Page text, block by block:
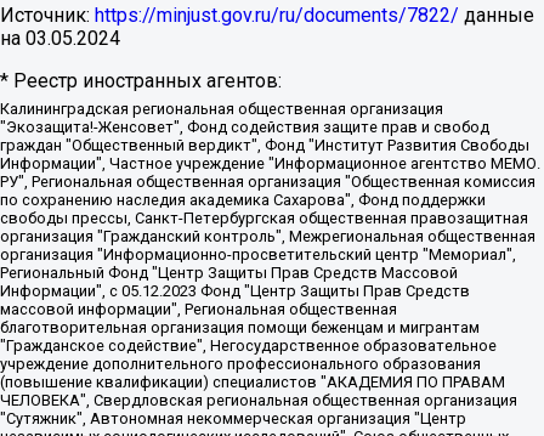
Источник: https://minjust.gov.ru/ru/documents/7822/ данные
на 03.05.2024
* Реестр иностранных агентов:
Калининградская региональная общественная организация "Экозащита!-Женсовет", Фонд содействия защите прав и свобод граждан "Общественный вердикт", Фонд "Институт Развития Свободы Информации", Частное учреждение "Информационное агентство МЕМО. РУ", Региональная общественная организация "Общественная комиссия по сохранению наследия академика Сахарова", Фонд поддержки свободы прессы, Санкт-Петербургская общественная правозащитная организация "Гражданский контроль", Межрегиональная общественная организация "Информационно-просветительский центр "Мемориал", Региональный Фонд "Центр Защиты Прав Средств Массовой Информации", с 05.12.2023 Фонд "Центр Защиты Прав Средств массовой информации", Региональная общественная благотворительная организация помощи беженцам и мигрантам "Гражданское содействие", Негосударственное образовательное учреждение дополнительного профессионального образования (повышение квалификации) специалистов "АКАДЕМИЯ ПО ПРАВАМ ЧЕЛОВЕКА", Свердловская региональная общественная организация "Сутяжник", Автономная некоммерческая организация "Центр независимых социологических исследований", Союз общественных объединений "Российский исследовательский центр по правам человека", Региональное общественное учреждение научно-информационный центр "МЕМОРИАЛ", Некоммерческая организация "Фонд защиты гласности", Автономная некоммерческая организация "Институт прав человека", Городская общественная организация "Екатеринбургское общество "МЕМОРИАЛ", Городская общественная организация "Рязанское историко-просветительское и правозащитное общество "Мемориал" (Рязанский Мемориал), Челябинский региональный орган общественной самодеятельности – женское общественное объединение "Женщины Евразии", Челябинский региональный орган общественной самодеятельности "Уральская правозащитная группа", Фонд содействия защите здоровья и социальной справедливости имени Андрея Рылькова, Автономная Некоммерческая Организация "Аналитический Центр Юрия Левады", Автономная некоммерческая организация социальной поддержки населения "Проект Апрель", Региональная общественная организация помощи женщинам и детям, находящимся в кризисной ситуации "Информационно-методический центр "Анна", Фонд содействия развитию массовых коммуникаций и правовому просвещению "Так-так-Так", Фонд содействия устойчивому развитию "Серебряная тайга", Свердловский региональный общественный фонд социальных проектов "Новое время", "Idel.Реалии", Кавказ.Реалии, Крым.Реалии, Телеканал Настоящее Время, Татаро-башкирская служба Радио Свобода (Azatliq Radiosi), Радио Свободная Европа/Радио Свобода (PCE/PC), "Сибирь.Реалии", "Фактограф", Благотворительный фонд помощи осужденным и их семьям, Автономная некоммерческая организация "Институт глобализации и социальных движений", Фонд "В защиту прав заключенных", Частное учреждение "Центр поддержки и содействия развитию средств массовой информации", Пензенский региональный общественный благотворительный фонд "Гражданский союз", "Север.Реалии", Некоммерческая организация Фонд "Правовая инициатива", Общество с ограниченной ответственностью "Радио Свободная Европа/Радио Свобода", Чешское информационное агентство "MEDIUM-ORIENT", Красноярская региональная общественная организация "Мы против СПИДа", Камалягин Денис Николаевич, Маркелов Сергей Евгеньевич, Пономарев Лев Александрович, Савицкая Людмила Алексеевна, Автономная некоммерческая организация "Центр по работе с проблемой насилия "НАСИЛИЮ.НЕТ", Межрегиональный профессиональный союз работников здравоохранения "Альянс врачей", Юридическое лицо, зарегистрированное в Латвийской Республике, SIA "Medusa Project" (регистрационный номер 40103797863, дата регистрации 10.06.2014), Некоммерческая организация "Фонд по борьбе с коррупцией", Автономная некоммерческая организация "Институт права и публичной политики", Баданин Роман Сергеевич, Гликин Максим Александрович, Железнова Мария Михайловна, Лукьянова Юлия Сергеевна, Маетная Елизавета Витальевна, Маняхин Петр Борисович, Чуракова Ольга Владимировна, Ярош Юлия Петровна, Юридическое лицо "The Insider SIA", зарегистрированное в Риге, Латвийская Республика (дата регистрации 26.06.2015), являющееся администратором доменного имени интернет-издания "The Insider SIA", https://theins.ru, Постернак Алексей Евгеньевич, Рубин Михаил Аркадьевич, Анин Роман Александрович, Юридическое лицо Istories fonds, зарегистрированное в Латвийской Республике (регистрационный номер 50008295751, дата регистрации 24.02.2020), Великовский Дмитрий Александрович, Долинина Ирина Николаевна, Мароховская Алеся Алексеевна, Шлейнов Роман Юрьевич, Шмагун Олеся Валентиновна, Общество с ограниченной ответственностью "Альтаир 2021", Общество с ограниченной ответственностью "Вега 2021", Общество с ограниченной ответственностью "Главный редактор 2021", Общество с ограниченной ответственностью "Ромашки монолит", Важенков Артем Валерьевич, Ивановская областная общественная организация "Центр гендерных исследований", Гурман Юрий Альбертович, Медиапроект "ОВД-Инфо", Егоров Владимир Владимирович, Жилинский Владимир Александрович, Общество с ограниченной ответственностью "ЗП", Иванова София Юрьевна, Карезина Инна Павловна, Кильтау Екатерина Викторовна, Петров Алексей Викторович, Пискунов Сергей Евгеньевич, Смирнов Сергей Сергеевич, Тихонов Михаил Сергеевич, Общество с ограниченной ответственностью "ЖУРНАЛИСТ-ИНОСТРАННЫЙ АГЕНТ", Арапова Галина Юрьевна, Вольтская Татьяна Анатольевна, Американская компания "Mason G.E.S. Anonymous Foundation" (США), являющаяся владельцем интернет-издания https://mnews.world/, Компания "Stichting Bellingcat", зарегистрированная в Нидерландах (дата регистрации 11.07.2018), Захаров Андрей Вячеславович, Клепиковская Екатерина Дмитриевна, Общество с ограниченной ответственностью "МЕМО", Перл Роман Александрович, Симонов Евгений Алексеевич, Соловьева Елена Анатольевна, Сотников Даниил Владимирович, Сурначева Елизавета Дмитриевна, Автономная некоммерческая организация по защите прав человека и информированию населения "Якутия – Наше Мнение", Общество с ограниченной ответственностью "Москоу диджитал медиа", с 26.01.2023 Общество с ограниченной ответственностью "Чайка Белые сады", Ветошкина Валерия Валерьевна, Заговора Максим Александрович, Межрегиональное общественное движение "Российская ЛГБТ - сеть", Оленичев Максим Владимирович, Павлов Иван Юрьевич, Скворцова Елена Сергеевна, Общество с ограниченной ответственностью "Как бы инагент", Кочетков Игорь Викторович, Общество с ограниченной ответственностью "Честные выборы", Еланчик Олег Александрович, Общество с ограниченной ответственностью "Нобелевский призыв", Гималова Регина Эмилевна, Григорьев Андрей Валерьевич, Григорьева Алина Александровна, Ассоциация по содействию защите прав призывников, альтернативнослужащих и военнослужащих "Правозащитная группа "Гражданин.Армия.Право", Хисамова Регина Фаритовна, Автономная некоммерческая организация по реализации социально-правовых программ "Лилит", Дальневосточное общественное движение "Маяк", Санкт-Петербургская ЛГБТ-инициативная группа "Выход", Инициативная группа ЛГБТ+ "Реверс", Алексеев Андрей Викторович, Бекбулатова Таисия Львовна, Беляев Иван Михайлович, Владыкина Елена Сергеевна, Гельман Марат Александрович, Никульшина Вероника Юрьевна, Толоконникова Надежда Андреевна, Шендерович Виктор Анатольевич, Общество с ограниченной ответственностью "Данное сообщение", Общество с ограниченной ответственностью Издательский дом "Новая глава", Айнбиндер Александра Александровна, Московский комьюнити-центр для ЛГБТ+инициатив, Благотворительный фонд развития филантропии, Deutsche Welle (Германия, Kurt-Schumacher-Strasse 3, 53113 Bonn), Борзунова Мария Михайловна, Воробьев Виктор Викторович, Голубева Анна Львовна, Константинова Алла Михайловна, Малкова Ирина Владимировна, Мурадов Мурад Абдулгалимович, Осетинская Елизавета Николаевна, Понасенков Евгений Николаевич, Ганапольский Матвей Юрьевич, Киселев Евгений Алексеевич, Борухович Ирина Григорьевна, Дремин Иван Тимофеевич, Дубровский Дмитрий Викторович, Красноярская региональная общественная организация поддержки и развития альтернативных образовательных технологий и межкультурных коммуникаций "ИНТЕРРА", Маяковская Екатерина Алексеевна, Фейгин Марк Захарович, Филимонов Андрей Викторович, Дзугкоева Регина Николаевна, Доброхотов Роман Александрович, Дудь Юрий Александрович, Елкин Сергей Владимирович, Кругликов Кирилл Игоревич, Сабунаева Мария Леонидовна, Семенов Алексей Владимирович, Шаинян Карен Багратович, Шульман Екатерина Михайловна, Асафьев Артур Валерьевич, Вахштайн Виктор Семенович, Венедиктов Алексей Алексеевич, Лушникова Екатерина Евгеньевна, Волков Леонид Михайлович, Невзоров Александр Глебович, Пархоменко Сергей Борисович, Сироткин Ярослав Николаевич, Кара-Мурза Владимир Владимирович, Баранова Наталья Владимировна, Гозман Леонид Яковлевич, Кагарлицкий Борис Юльевич, Климарев Михаил Валерьевич, Милов Владимир Станиславович, Автономная некоммерческая организация Краснодарский центр современного искусства "Типография", Моргенштерн Алишер Тагирович, Соболь Любовь Эдуардовна, Общество с ограниченной ответственностью "ЛИЗА НОРМ", Каспаров Гарри Кимович, Ходорковский Михаил Борисович, Общество с ограниченной ответственностью "Апрельские тезисы", Данилович Ирина Брониславовна, Кашин Олег Владимирович, Петров Николай Владимирович, Пивоваров Алексей Владимирович, Соколов Михаил Владимирович, Цветкова Юлия Владимировна, Чичваркин Евгений Александрович, Комитет против пыток/Команда против пыток, Общество с ограниченной ответственностью "Первый научный", Общество с ограниченной ответственностью "Вертолет и ко", Белоцерковская Вероника Борисовна, Кац Максим Евгеньевич, Лазарева Татьяна Юрьевна, Шаведдинов Руслан Табризович, Яшин Илья Валерьевич, Общество с ограниченной ответственностью "Иноагент ААВ", Алешковский Дмитрий Петрович, Альбац Евгения Марковна, Быков Дмитрий Львович, Галямина Юлия Евгеньевна, Лойко Сергей Леонидович, Мартынов Кирилл Константинович, Медведев Сергей Александрович, Крашенинников Федор Геннадиевич, Гордеева Катерина Вл